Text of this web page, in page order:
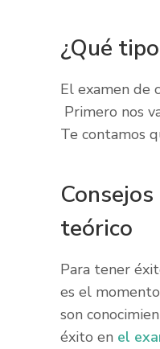
¿Qué
El examen de
Primero nos
Te contamos
teórico
Para tener
es el
son
éxito en el